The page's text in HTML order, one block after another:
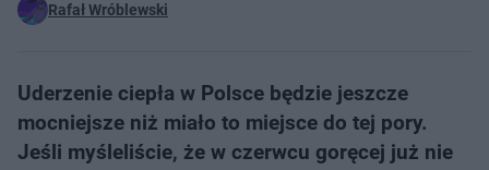
Rafał Wróblewski
Uderzenie ciepła w Polsce będzie jeszcze
mocniejsze niż miało to miejsce do tej pory.
Jeśli myśleliście, że w czerwcu goręcej już nie